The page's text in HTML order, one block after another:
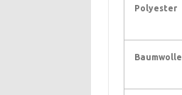
Polyester
Baumwolle